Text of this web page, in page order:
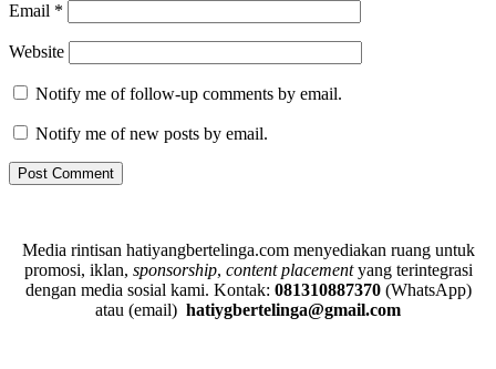
Email *
Website
Notify me of follow-up comments by email.
Notify me of new posts by email.
Media rintisan hatiyangbertelinga.com menyediakan ruang untuk
promosi, iklan, sponsorship, content placementyang terintegrasi
dengan media sosial kami. Kontak: 081310887370 (WhatsApp)
atau (email) hatiygbertelinga@gmail.com